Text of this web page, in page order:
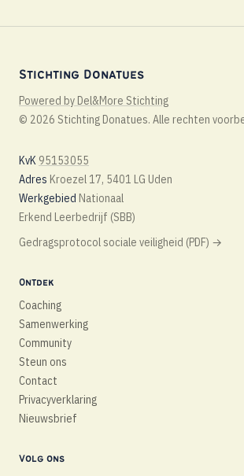
Stichting Donatues
Powered by Del&More Stichting
© 2026 Stichting Donatues. Alle rechten
KvK 95153055
Adres Kroezel 17, 5401 LG Uden
Werkgebied Nationaal
Erkend Leerbedrijf (SBB)
Gedragsprotocol sociale veiligheid (PDF) →
Ontdek
Coaching
Samenwerking
Community
Steun ons
Contact
Privacyverklaring
Nieuwsbrief
Volg ons